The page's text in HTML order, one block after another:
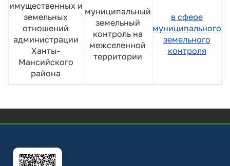
имущественных и
земельных
отношений
администрации
Ханты-
Мансийского
района
муниципальный
земельный
контроль на
межселенной
территории
в сфере
муниципального
земельного
контроля